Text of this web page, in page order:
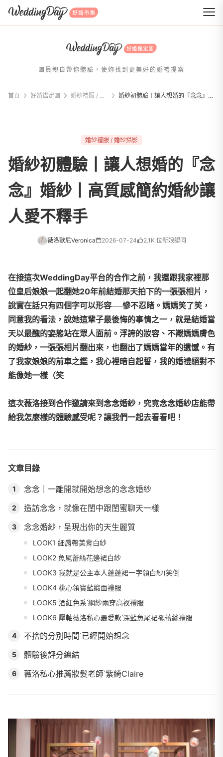
WeddingDay 好婚市集
團員親自帶你體驗，使妳找到更美好的婚禮提案
首頁 好婚鑑定團 婚紗禮服 / 婚紗攝影 婚紗初體驗丨讓人想婚的『念念』婚紗丨高質感簡約婚紗讓人愛不釋手
婚紗禮服 / 婚紗攝影
婚紗初體驗丨讓人想婚的『念
念』婚紗丨高質感簡約婚紗讓
人愛不釋手
薇洛歐尼Veronica 2026-07-24 2.1K 位新娘認同
在接這次WeddingDay平台的合作之前，我還跟我家裡那
位皇后娘娘一起翻她20年前結婚那天拍下的一張張相片，
說實在話只有四個字可以形容──慘不忍睹。媽媽笑了笑，
同意我的看法，說她這輩子最後悔的事情之一，就是結婚當
天以最醜的姿態站在眾人面前。浮誇的妝容、不襯媽媽膚色
的婚紗，一張張相片翻出來，也翻出了媽媽當年的遺憾。有
了我家娘娘的前車之鑑，我心裡暗自起誓，我的婚禮絕對不
能像她一樣（笑
這次薇洛接到合作邀請來到念念婚紗，究竟念念婚紗店能帶
給我怎麼樣的體驗感受呢？讓我們一起去看看吧！
文章目錄
1 念念｜一離開就開始想念的念念婚紗
2 造訪念念，就像在閨中跟閨蜜聊天一樣
3 念念婚紗，呈現出你的天生麗質
LOOK1 細肩帶美背白紗
​LOOK2 魚尾蕾絲花邊裙白紗
​​LOOK3 我就是公主本人蓬蓬裙一字領白紗(笑倒
​LOOK4 桃心領寶藍緞面禮服
​​LOOK5 酒紅色系˙網紗兩穿高衩禮服
LOOK6 壓軸薇洛私心最愛款˙深藍魚尾裙襬蕾絲禮服
4 不捨的分別時間˙已經開始想念
5 體驗後評分總結​
6 薇洛私心推薦妝髮老師˙紫綺Claire